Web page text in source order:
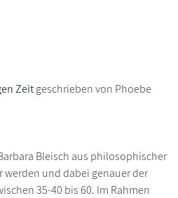
Zeitgeschrieben von Phoebe
Bleisch aus philosophischer
werden und dabei genauer der
35-40 bis 60. Im Rahmen